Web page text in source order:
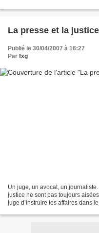
La presse et la
Publié le 30/04/2007 à 16:27
Par fxg
Un juge, un avocat, un
justice ne sont pas toujours
juge d’instruire les affaires dans